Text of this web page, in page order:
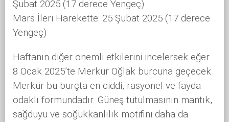
Şubat 2025 (17 derece Yengeç)
Mars İleri Harekette: 25 Şubat 2025 (17 derece
Yengeç)
Haftanın diğer önemli etkilerini incelersek eğer
8 Ocak 2025’te Merkür Oğlak burcuna geçecek.
Merkür bu burçta en ciddi, rasyonel ve fayda
odaklı formundadır. Güneş tutulmasının mantık,
sağduyu ve soğukkanlılık motifini daha da